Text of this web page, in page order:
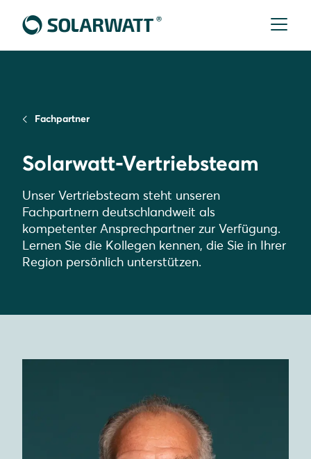
Fachpartner
Solarwatt-Vertriebsteam
Unser Vertriebsteam steht unseren
Fachpartnern deutschlandweit als
kompetenter Ansprechpartner zur Verfügung.
Lernen Sie die Kollegen kennen, die Sie in Ihrer
Region persönlich unterstützen.